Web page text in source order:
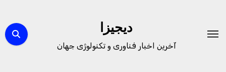
content
دیجیزا
آخرین اخبار فناوری و تکنولوژی جهان